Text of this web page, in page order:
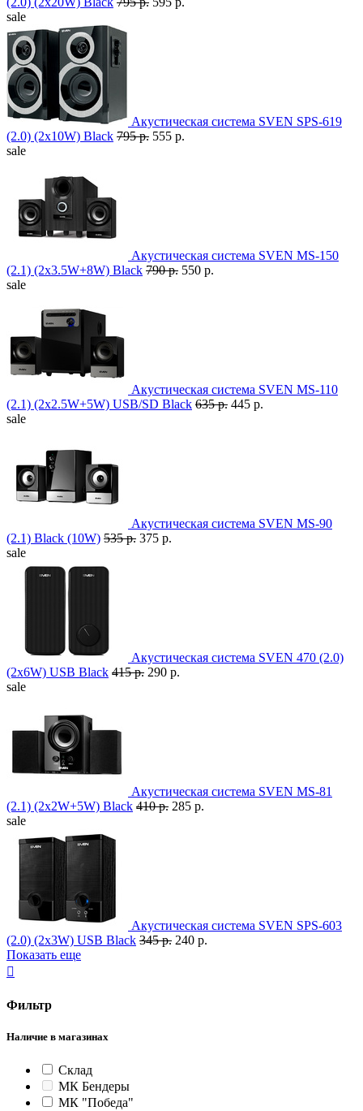
sale
Акустическая система SVEN SPS-619
(2.0) (2x10W) Black 795 р. 555 р.
sale
Акустическая система SVEN MS-150
(2.1) (2x3.5W+8W) Black 790 р. 550 р.
sale
Акустическая система SVEN MS-110
(2.1) (2x2.5W+5W) USB/SD Black 635 р. 445 р.
sale
Акустическая система SVEN MS-90
(2.1) Black (10W) 535 р. 375 р.
sale
Акустическая система SVEN 470 (2.0)
(2x6W) USB Black 415 р. 290 р.
sale
Акустическая система SVEN MS-81
(2.1) (2x2W+5W) Black 410 р. 285 р.
sale
Акустическая система SVEN SPS-603
(2.0) (2x3W) USB Black 345 р. 240 р.
Показать еще

Фильтр
Наличие в магазинах
Склад
МК Бендеры
МК "Победа"